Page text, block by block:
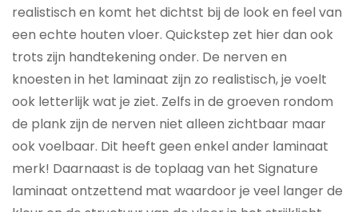
realistisch en komt het dichtst bij de look en feel van
een echte houten vloer. Quickstep zet hier dan ook
trots zijn handtekening onder. De nerven en
knoesten in het laminaat zijn zo realistisch, je voelt
ook letterlijk wat je ziet. Zelfs in de groeven rondom
de plank zijn de nerven niet alleen zichtbaar maar
ook voelbaar. Dit heeft geen enkel ander laminaat
merk! Daarnaast is de toplaag van het Signature
laminaat ontzettend mat waardoor je veel langer de